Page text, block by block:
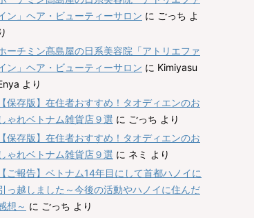
ン」ヘア・ビューティーサロン に ごっち よ
り
ーチミン髙島屋の日系美容院「アトリエファ
ン」ヘア・ビューティーサロン に Kimiyasu
より
【保存版】在住者おすすめ！タオディエンのお
しゃれベトナム雑貨店９選 に ごっち より
【保存版】在住者おすすめ！タオディエンのお
しゃれベトナム雑貨店９選 に ネミ より
【ご報告】ベトナム14年目にして首都ハノイに
っ越しました～今後の活動やハノイに住んだ
想～ に ごっち より